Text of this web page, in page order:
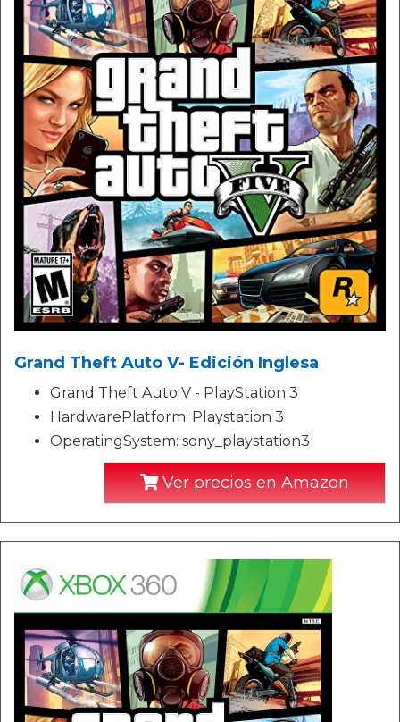
Grand Theft Auto V- Edición Inglesa
Grand Theft Auto V - PlayStation 3
HardwarePlatform: Playstation 3
OperatingSystem: sony_playstation3
Ver precios en Amazon